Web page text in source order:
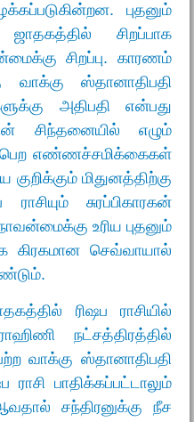
புதனும்
ஜாதகத்தில் சிறப்பாக
சிறப்பு. காரணம்
வாக்கு ஸ்தானாதிபதி
அதிபதி என்பது
சிந்தனையில் எழும்
எண்ணச்சமிக்கைகள்
மிதுனத்திற்கு
சுரப்பிகாரகன்
உரிய புதனும்
கிரகமான செவ்வாயால்
ரிஷப ராசியில்
நட்சத்திரத்தில்
வாக்கு ஸ்தானாதிபதி
ராசி பாதிக்கப்பட்டாலும்
சந்திரனுக்கு நீச